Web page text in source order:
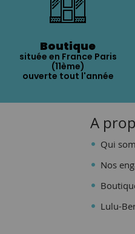
Boutique
située en France Paris
(11ème)
ouverte tout l'année
A
Qui
Nos
Lulu-